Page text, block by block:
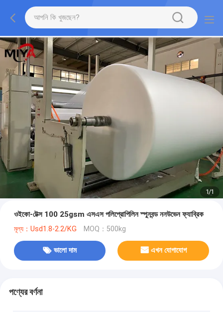
1/1
ওইকো-টেক্স 100 25gsm এসএস পলিপ্রোপিলিন স্পুনবন্ড ননউভেন ফ্যাব্রিক
মূল্য：Usd1.8-2.2/KG MOQ：500kg
ভালো দাম এখন যোগাযোগ
পণ্যের বর্ণনা